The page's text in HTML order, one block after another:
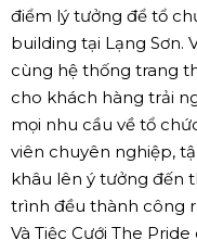
điểm lý tưởng để tổ
building tại Lạng Sơn.
cùng hệ thống trang
cho khách hàng trải
mọi nhu cầu về tổ
viên chuyên nghiệp,
khâu lên ý tưởng đến
trình đều thành công
Và Tiệc Cưới The